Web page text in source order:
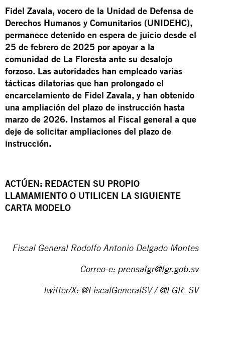
Fidel Zavala, vocero de la Unidad de Defensa de
Derechos Humanos y Comunitarios (UNIDEHC),
permanece detenido en espera de juicio desde el
25 de febrero de 2025 por apoyar a la
comunidad de La Floresta ante su desalojo
forzoso. Las autoridades han empleado varias
tácticas dilatorias que han prolongado el
encarcelamiento de Fidel Zavala, y han obtenido
una ampliación del plazo de instrucción hasta
marzo de 2026. Instamos al Fiscal general a que
deje de solicitar ampliaciones del plazo de
instrucción.
ACTÚEN: REDACTEN SU PROPIO
LLAMAMIENTO O UTILICEN LA SIGUIENTE
CARTA MODELO
Fiscal General Rodolfo Antonio Delgado Montes
Correo-e: prensafgr@fgr.gob.sv
Twitter/X: @FiscalGeneralSV / @FGR_SV